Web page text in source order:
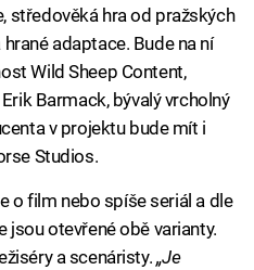
středověká hra od pražských
adaptace. Bude na ní
Wild Sheep Content,
Barmack, bývalý vrcholný
v projektu bude mít i
Studios.
o film nebo spíše seriál a dle
jsou otevřené obě varianty.
a scenáristy. „Je